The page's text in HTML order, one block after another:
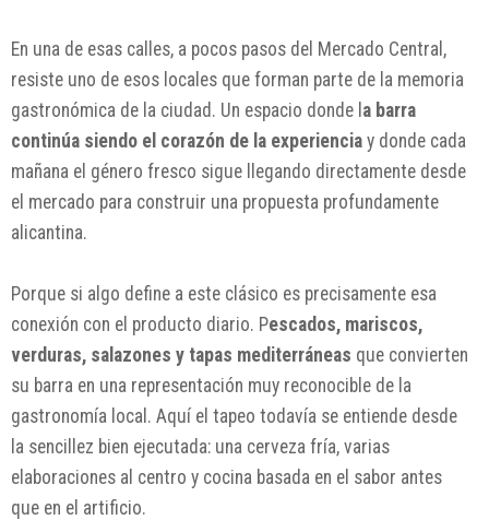
En una de esas calles, a pocos pasos del Mercado Central,
resiste uno de esos locales que forman parte de la memoria
gastronómica de la ciudad. Un espacio donde l a barra
continúa siendo el corazón de la experiencia y donde cada
mañana el género fresco sigue llegando directamente desde
el mercado para construir una propuesta profundamente
alicantina.
Porque si algo define a este clásico es precisamente esa
conexión con el producto diario. Pescados, mariscos,
verduras, salazones y tapas mediterráneas que convierten
su barra en una representación muy reconocible de la
gastronomía local. Aquí el tapeo todavía se entiende desde
la sencillez bien ejecutada: una cerveza fría, varias
elaboraciones al centro y cocina basada en el sabor antes
que en el artificio.